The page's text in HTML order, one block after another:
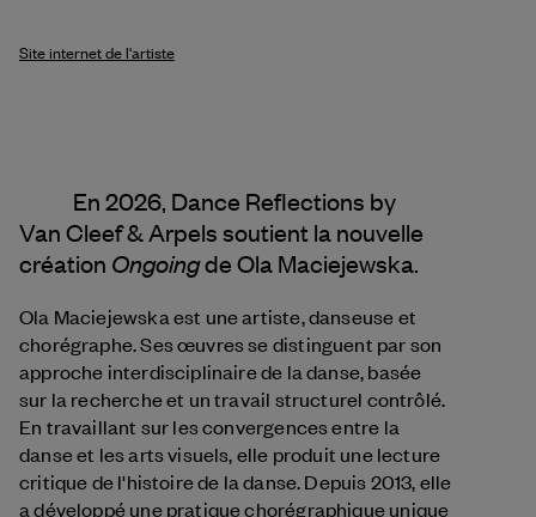
Site internet de l'artiste
En 2026, Dance Reflections by
Van Cleef & Arpels soutient la nouvelle
création Ongoingde Ola Maciejewska.
Ola Maciejewska est une artiste, danseuse et
chorégraphe. Ses œuvres se distinguent par son
approche interdisciplinaire de la danse, basée
sur la recherche et un travail structurel contrôlé.
En travaillant sur les convergences entre la
danse et les arts visuels, elle produit une lecture
critique de l'histoire de la danse. Depuis 2013, elle
a développé une pratique chorégraphique unique